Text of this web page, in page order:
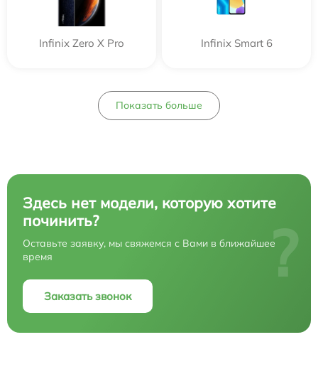
Infinix Zero X Pro Infinix Smart 6
Показать больше
Здесь нет модели, которую хотите
починить?
Оставьте заявку, мы свяжемся с Вами в ближайшее
время
Заказать звонок
?